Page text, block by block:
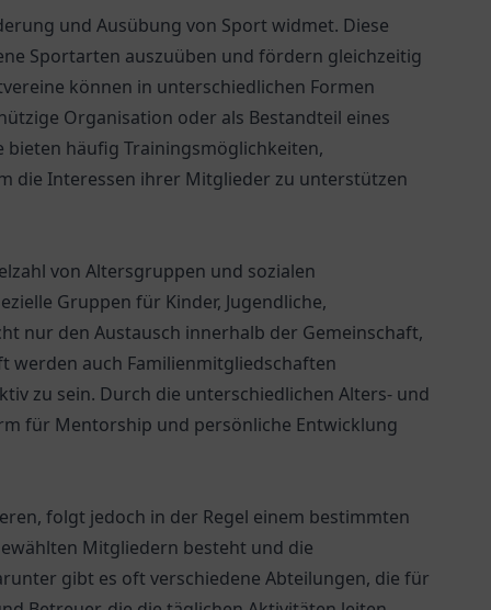
und Ausübung von Sport widmet. Diese
Sportarten auszuüben und fördern gleichzeitig
können in unterschiedlichen Formen
Organisation oder als Bestandteil eines
bieten häufig Trainingsmöglichkeiten,
die Interessen ihrer Mitglieder zu unterstützen
von Altersgruppen und sozialen
Gruppen für Kinder, Jugendliche,
nur den Austausch innerhalb der Gemeinschaft,
werden auch Familienmitgliedschaften
zu sein. Durch die unterschiedlichen Alters- und
für Mentorship und persönliche Entwicklung
folgt jedoch in der Regel einem bestimmten
Mitgliedern besteht und die
gibt es oft verschiedene Abteilungen, die für